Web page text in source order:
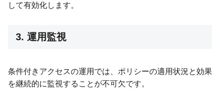
して有効化します。
3. 運用監視
条件付きアクセスの運用では、ポリシーの適用状況と効果
を継続的に監視することが不可欠です。